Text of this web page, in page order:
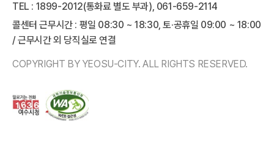
TEL : 1899-2012(통화료 별도 부과), 061-659-2114
콜센터 근무시간 : 평일 08:30 ~ 18:30, 토·공휴일 09:00 ~ 18:00
/ 근무시간 외 당직실로 연결
COPYRIGHT BY YEOSU-CITY. ALL RIGHTS RESERVED.